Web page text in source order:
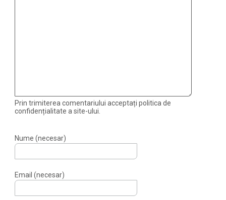
Prin trimiterea comentariului acceptați politica de
confidențialitate a site-ului.
Nume (necesar)
Email (necesar)